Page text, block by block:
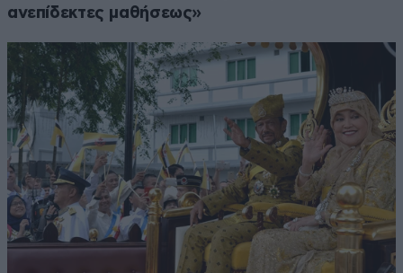
ανεπίδεκτες μαθήσεως»